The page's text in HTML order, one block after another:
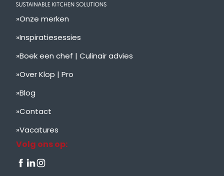
Onze merken
Inspiratiesessies
Boek een chef | Culinair advies
Over Klop | Pro
Blog
Contact
Vacatures
Volg ons op: